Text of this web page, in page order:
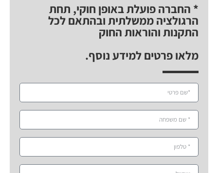
* החברה פועלת באופן חוקי, תחת
הרגולציה ממשלתית ובהתאם לכל
התקנות והוראות החוק
מלאו פרטים למידע נוסף.